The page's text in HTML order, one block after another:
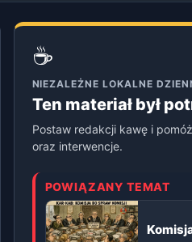
☕
NIEZALEŻNE LOKALNE
Ten materiał był
Postaw redakcji kawę i
oraz interwencje.
POWIĄZANY TEMAT